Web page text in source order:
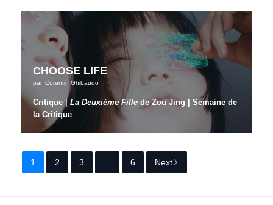
CHOOSE LIFE
par Corentin Ghibaudo
Critique |La Deuxième Fille de Zou Jing | Semaine de
la Critique
1 2 3 ... 6 Next